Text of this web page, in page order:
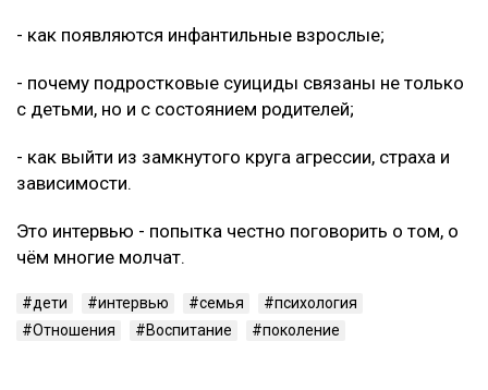
- как появляются инфантильные взрослые;
- почему подростковые суициды связаны не только
с детьми, но и с состоянием родителей;
- как выйти из замкнутого круга агрессии, страха и
зависимости.
Это интервью - попытка честно поговорить о том, о
чём многие молчат.
дети интервью семья
психология
Отношения
Воспитание поколение